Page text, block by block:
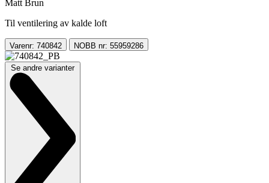
Matt Brun
Til ventilering av kalde loft
Varenr: 740842 NOBB nr: 55959286
Se andre varianter